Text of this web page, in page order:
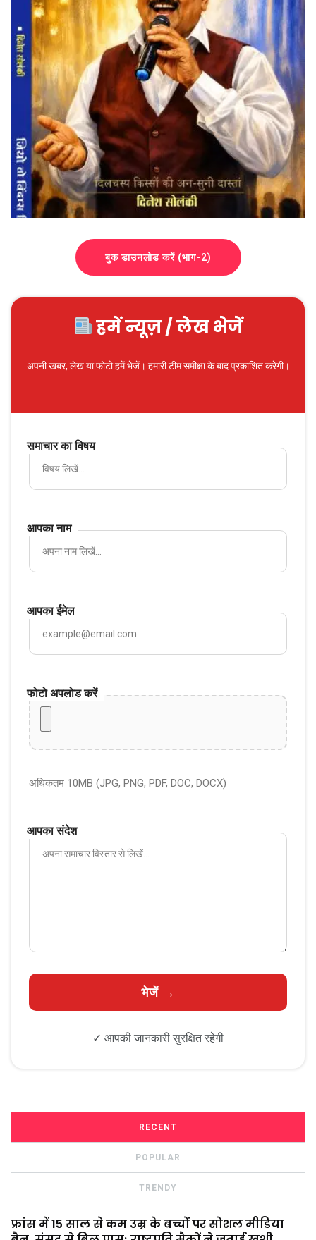
बुक डाउनलोड करें (भाग-2)
हमें न्यूज़ / लेख भेजें
अपनी खबर, लेख या फोटो हमें भेजें। हमारी टीम समीक्षा के बाद प्रकाशित करेगी।
समाचार का विषय
आपका नाम
आपका ईमेल
फोटो अपलोड करें
अधिकतम 10MB (JPG, PNG, PDF, DOC, DOCX)
आपका संदेश
✓ आपकी जानकारी सुरक्षित रहेगी
RECENT
POPULAR
TRENDY
फ्रांस में 15 साल से कम उम्र के बच्चों पर सोशल मीडिया